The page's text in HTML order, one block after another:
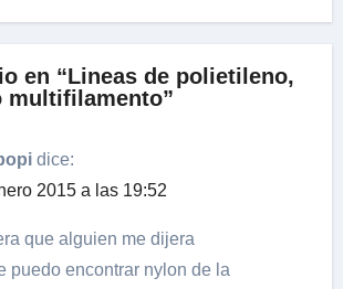
madera
en “Lineas de polietileno,
multifilamento”
dice:
2015 a las 19:52
que alguien me dijera
puedo encontrar nylon de la